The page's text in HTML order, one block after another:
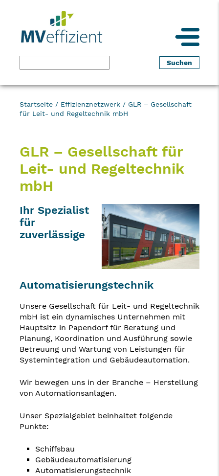
Startseite / Effizienznetzwerk / GLR – Gesellschaft
für Leit- und Regeltechnik mbH
GLR – Gesellschaft für
Leit- und Regeltechnik
mbH
Ihr Spezialist
für
zuverlässige
Automatisierungstechnik
Unsere Gesellschaft für Leit- und Regeltechnik
mbH ist ein dynamisches Unternehmen mit
Hauptsitz in Papendorf für Beratung und
Planung, Koordination und Ausführung sowie
Betreuung und Wartung von Leistungen für
Systemintegration und Gebäudeautomation.
Wir bewegen uns in der Branche – Herstellung
von Automationsanlagen.
Unser Spezialgebiet beinhaltet folgende
Punkte:
Schiffsbau
Gebäudeautomatisierung
Automatisierungstechnik